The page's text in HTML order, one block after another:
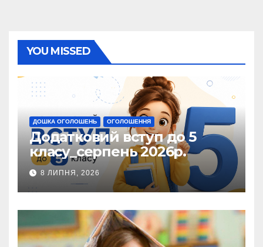
YOU MISSED
ДОШКА ОГОЛОШЕНЬ ОГОЛОШЕННЯ
Додатковий вступ до 5
класу_серпень 2026р.
8 ЛИПНЯ, 2026